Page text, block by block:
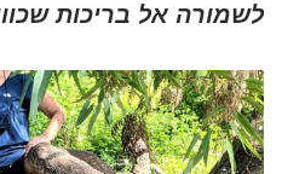
לשמורה אל בריכות